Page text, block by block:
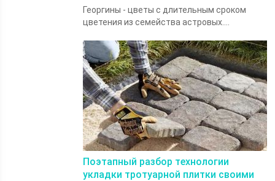
Георгины - цветы с длительным сроком
цветения из семейства астровых....
Поэтапный разбор технологии
укладки тротуарной плитки своими